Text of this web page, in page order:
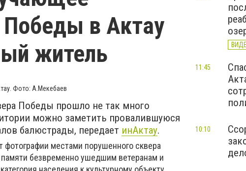
Победы в Актау
житель
Фото: А.Мекебаев
Победы прошло не так много
можно заметить провалившуюся
балюстрады, передает инАктау.
местами порушенного сквера
безвременно ушедшим ветеранам и
11:45
10:10